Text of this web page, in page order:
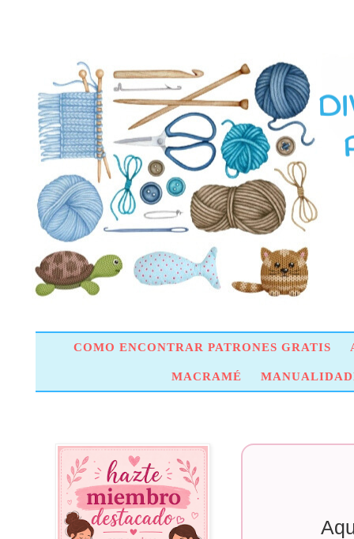
COMO ENCONTRAR PATRONES GRATIS
MACRAMÉ